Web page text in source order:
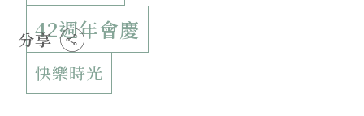
42週年會慶
快樂時光
分享